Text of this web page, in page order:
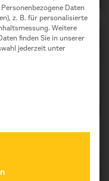
Personenbezogene Daten
z. B. für personalisierte
Weitere
finden Sie in unserer
jederzeit unter
für die eine